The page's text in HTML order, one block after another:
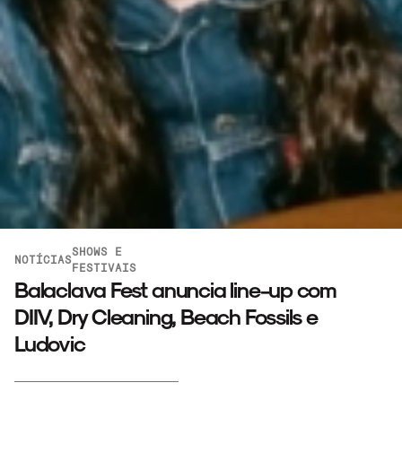
NOTÍCIAS
SHOWS E
FESTIVAIS
Balaclava Fest anuncia line-up com
DIIV, Dry Cleaning, Beach Fossils e
Ludovic